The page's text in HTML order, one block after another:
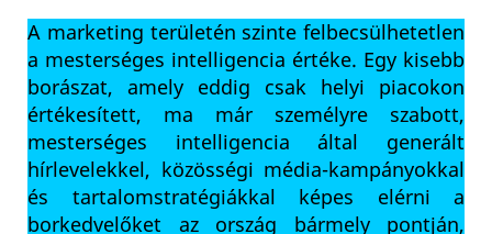
A marketing területén szinte felbecsülhetetlen
a mesterséges intelligencia értéke. Egy kisebb
borászat, amely eddig csak helyi piacokon
értékesített, ma már személyre szabott,
mesterséges intelligencia által generált
hírlevelekkel, közösségi média-kampányokkal
és tartalomstratégiákkal képes elérni a
borkedvelőket az ország bármely pontján,